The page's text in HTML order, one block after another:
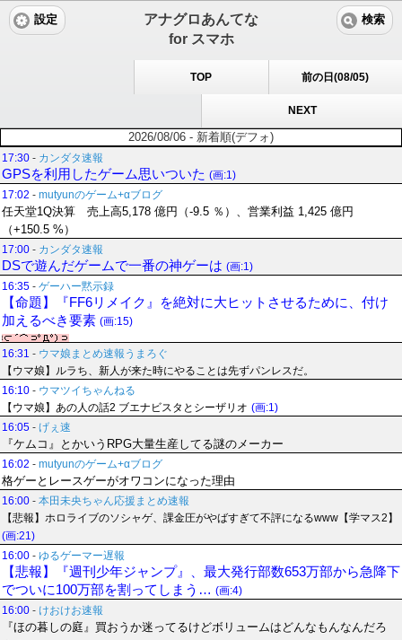
アナグロあんてな
for スマホ
設定 検索
TOP 前の日(08/05)
NEXT
2026/08/06 - 新着順(デフォ)
17:30 - カンダタ速報
GPSを利用したゲーム思いついた (画:1)
17:02 - mutyunのゲーム+αブログ
任天堂1Q決算 売上高5,178 億円（-9.5 ％）、営業利益 1,425 億円
（+150.5 %）
17:00 - カンダタ速報
DSで遊んだゲームで一番の神ゲーは (画:1)
16:35 - ゲーハー黙示録
【命題】『FF6リメイク』を絶対に大ヒットさせるために、付け
加えるべき要素 (画:15)
16:31 - ウマ娘まとめ速報うまろぐ
【ウマ娘】ルラち、新人が来た時にやることは先ずパンレスだ。
16:10 - ウマツイちゃんねる
【ウマ娘】あの人の話2 ブエナビスタとシーザリオ (画:1)
16:05 - げぇ速
『ケムコ』とかいうRPG大量生産してる謎のメーカー
16:02 - mutyunのゲーム+αブログ
格ゲーとレースゲーがオワコンになった理由
16:00 - 本田未央ちゃん応援まとめ速報
【悲報】ホロライブのソシャゲ、課金圧がやばすぎて不評になるwww【学マス2】
(画:21)
16:00 - ゆるゲーマー遅報
【悲報】『週刊少年ジャンプ』、最大発行部数653万部から急降下
でついに100万部を割ってしまう… (画:4)
16:00 - けおけお速報
『ほの暮しの庭』買おうか迷ってるけどボリュームはどんなもんなんだろ